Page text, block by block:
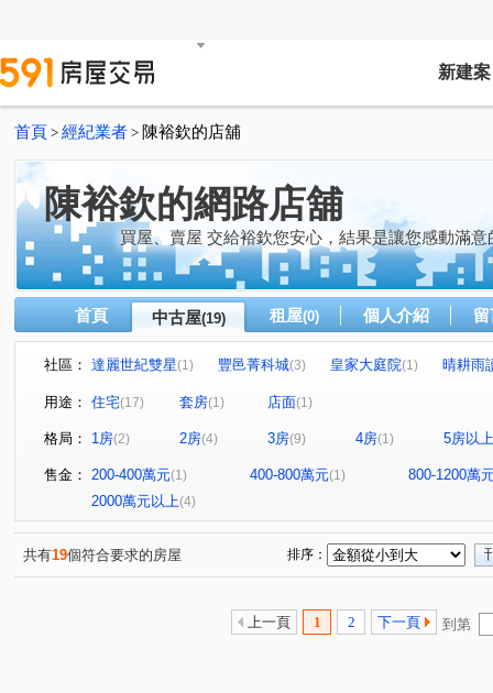
新建案
首頁 > 經紀業者 > 陳裕欽的店舖
陳裕欽的網路店舖
買屋、賣屋 交給裕欽您安心，結果是讓您感動滿意
首頁 中古屋(19) 租屋(0) 個人介紹
社區： 達麗世紀雙星(1) 豐邑菁科城(3) 皇家大庭院(1)
晴耕雨
市政A+A
百達富裔
文心路三段 福科二路 (1) 環中路三段(2)
臺灣大道三
保安三街(1) 新富一街(1) 忠明路(1) 文山
用途： 住宅(17) 套房(1) 店面(1)
格局： 1房(2) 2房(4) 3房(9) 4房(1) 5房以上
售金： 200-400萬元(1) 400-800萬元(1)
800-1200萬
2000萬元以上(4)
共有19個符合要求的房屋 排序：
上一頁 1 2 下一頁 到第